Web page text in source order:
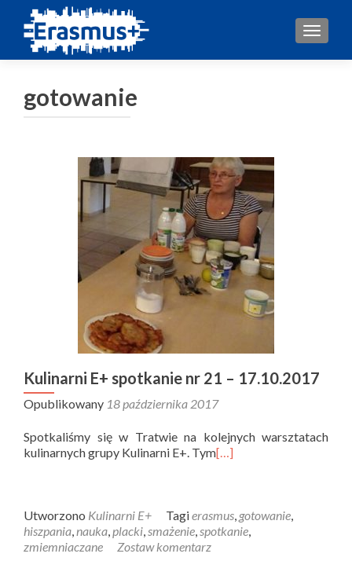
gotowanie
Kulinarni E+ spotkanie nr 21 – 17.10.2017
Opublikowany 18 października 2017
Spotkaliśmy się w Tratwie na kolejnych warsztatach
kulinarnych grupy Kulinarni E+. Tym[…]
Utworzono Kulinarni E+ Tagierasmus, gotowanie,
hiszpania,nauka,placki,smażenie,spotkanie,
zmiemniaczane
Zostaw komentarz